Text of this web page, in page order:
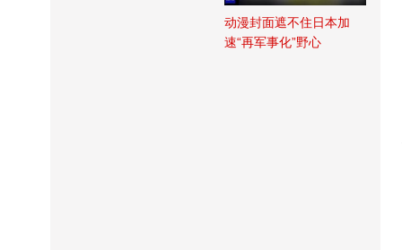
动漫封面遮不住日本加
速“再军事化”野心